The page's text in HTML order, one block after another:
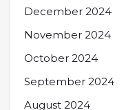
December 2024
November 2024
October 2024
September 2024
August 2024